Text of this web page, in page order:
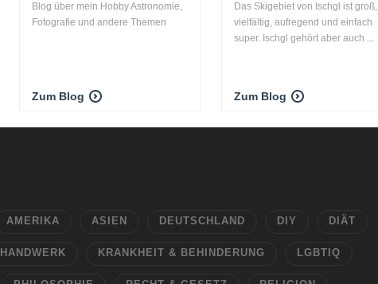
Blog über mein Hobby Astronomie,
Fotografie und andere Themen
Zum Blog
Das Skigebiet von Ischgl ist groß,
vielfältig, aufregend und einfach
super. Ischgl gehört aber auch ...
Zum Blog
AMERIKA ASIEN DEUTSCHLAND DIY DIÄT
HANDWERK KRANKHEIT & BEHINDERUNG LGBTIQ